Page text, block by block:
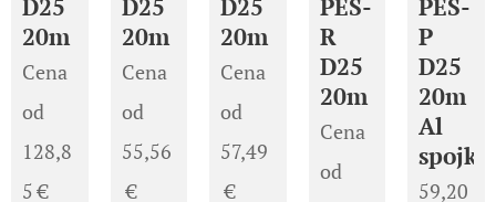
D25
20m
Cena
od
128,8
5€
D25
20m
Cena
od
55,56
€
D25
20m
Cena
od
57,49
€
PES-
R
D25
20m
Cena
od
PES-
P
D25
20m
Al
spojky
59,20